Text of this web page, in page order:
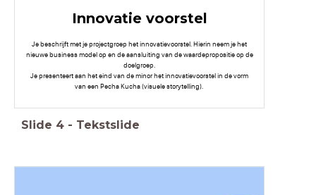
Innovatie voorstel
Je beschrijft met je projectgroep het innovatievoorstel. Hierin neem je het
nieuwe business model op en de aansluiting van de waardepropositie op de
doelgroep.
Je presenteert aan het eind van de minor het innovatievoorstel in de vorm
van een Pecha Kucha (visuele storytelling).
Slide 4 - Tekstslide